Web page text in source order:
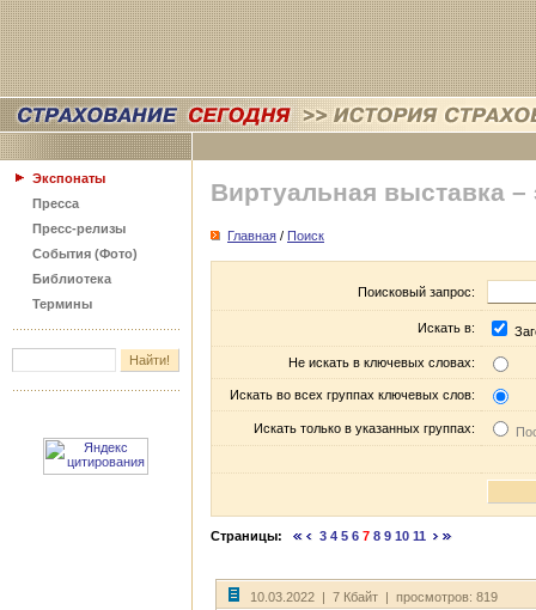
Экспонаты
Пресса
Пресс-релизы
События (Фото)
Библиотека
Термины
Виртуальная выставка –
Главная / Поиск
Поисковый запрос:
Искать в:
Не искать в ключевых словах:
Искать во всех группах ключевых слов:
Искать только в указанных группах:
Страницы: 3 4 5 6 7 8 9 10 11
10.03.2022 | 7 Кбайт | просмотров: 819